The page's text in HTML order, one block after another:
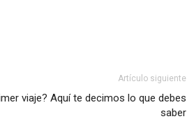
Artículo siguiente
viaje? Aquí te decimos lo que debes
saber